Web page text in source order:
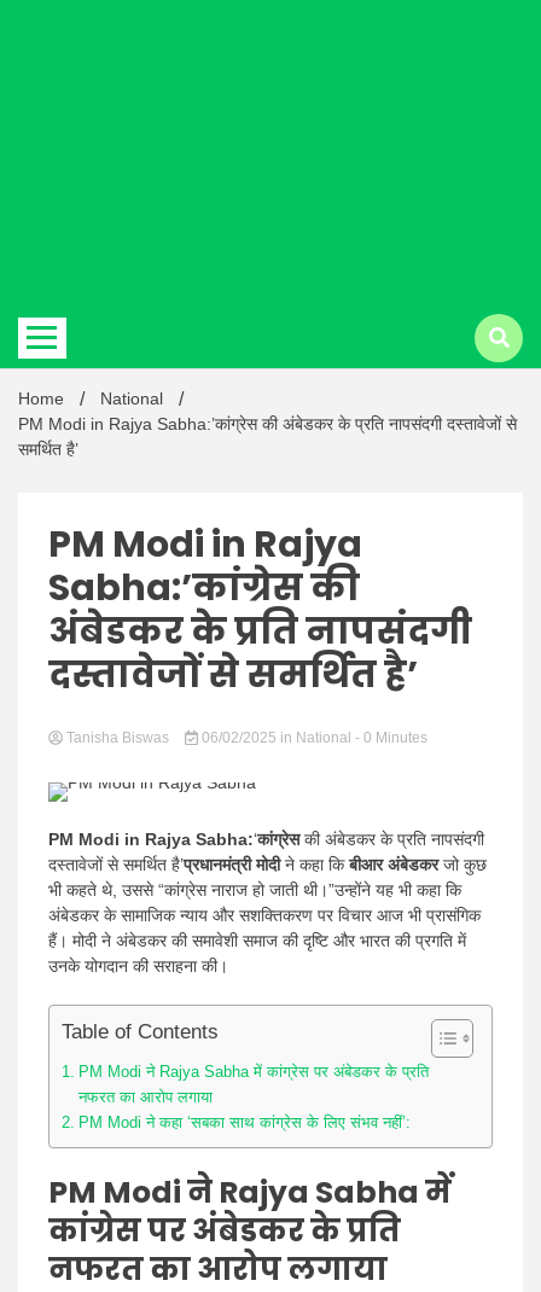
Latest
Hindi
News
Home
National
PM Modi in Rajya Sabha:’कांग्रेस की अंबेडकर के प्रति नापसंदगी दस्तावेजों से
समर्थित है’
PM Modi in Rajya
Sabha:’कांग्रेस की
अंबेडकर के प्रति नापसंदगी
दस्तावेजों से समर्थित है’
Tanisha Biswas 06/02/2025 in National - 0 Minutes
PM Modi in Rajya Sabha:‘कांग्रेसकी अंबेडकर के प्रति नापसंदगी
दस्तावेजों से समर्थित है’प्रधानमंत्री मोदीने कहा किबीआर अंबेडकरजो कुछ
भी कहते थे, उससे “कांग्रेस नाराज हो जाती थी।”उन्होंने यह भी कहा कि
अंबेडकर के सामाजिक न्याय और सशक्तिकरण पर विचार आज भी प्रासंगिक
हैं। मोदी ने अंबेडकर की समावेशी समाज की दृष्टि और भारत की प्रगति में
उनके योगदान की सराहना की।
Table of Contents
PM Modi ने Rajya Sabha में कांग्रेस पर अंबेडकर के प्रति
नफरत का आरोप लगाया
PM Modi ने कहा ‘सबका साथ कांग्रेस के लिए संभव नहीं’:
PM Modi ने Rajya Sabha में
कांग्रेस पर अंबेडकर के प्रति
नफरत का आरोप लगाया